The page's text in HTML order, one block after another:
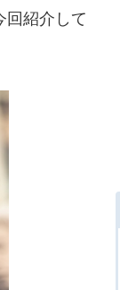
回紹介して